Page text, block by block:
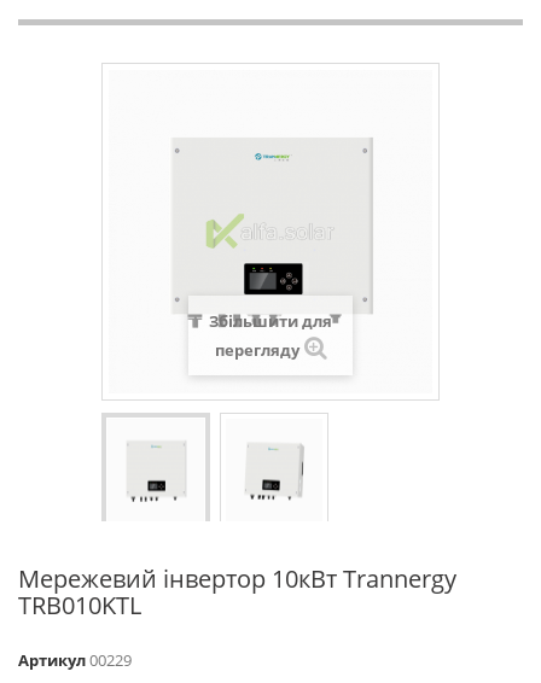
Збільшити для
перегляду
Мережевий інвертор 10кВт Trannergy
TRB010KTL
Артикул00229